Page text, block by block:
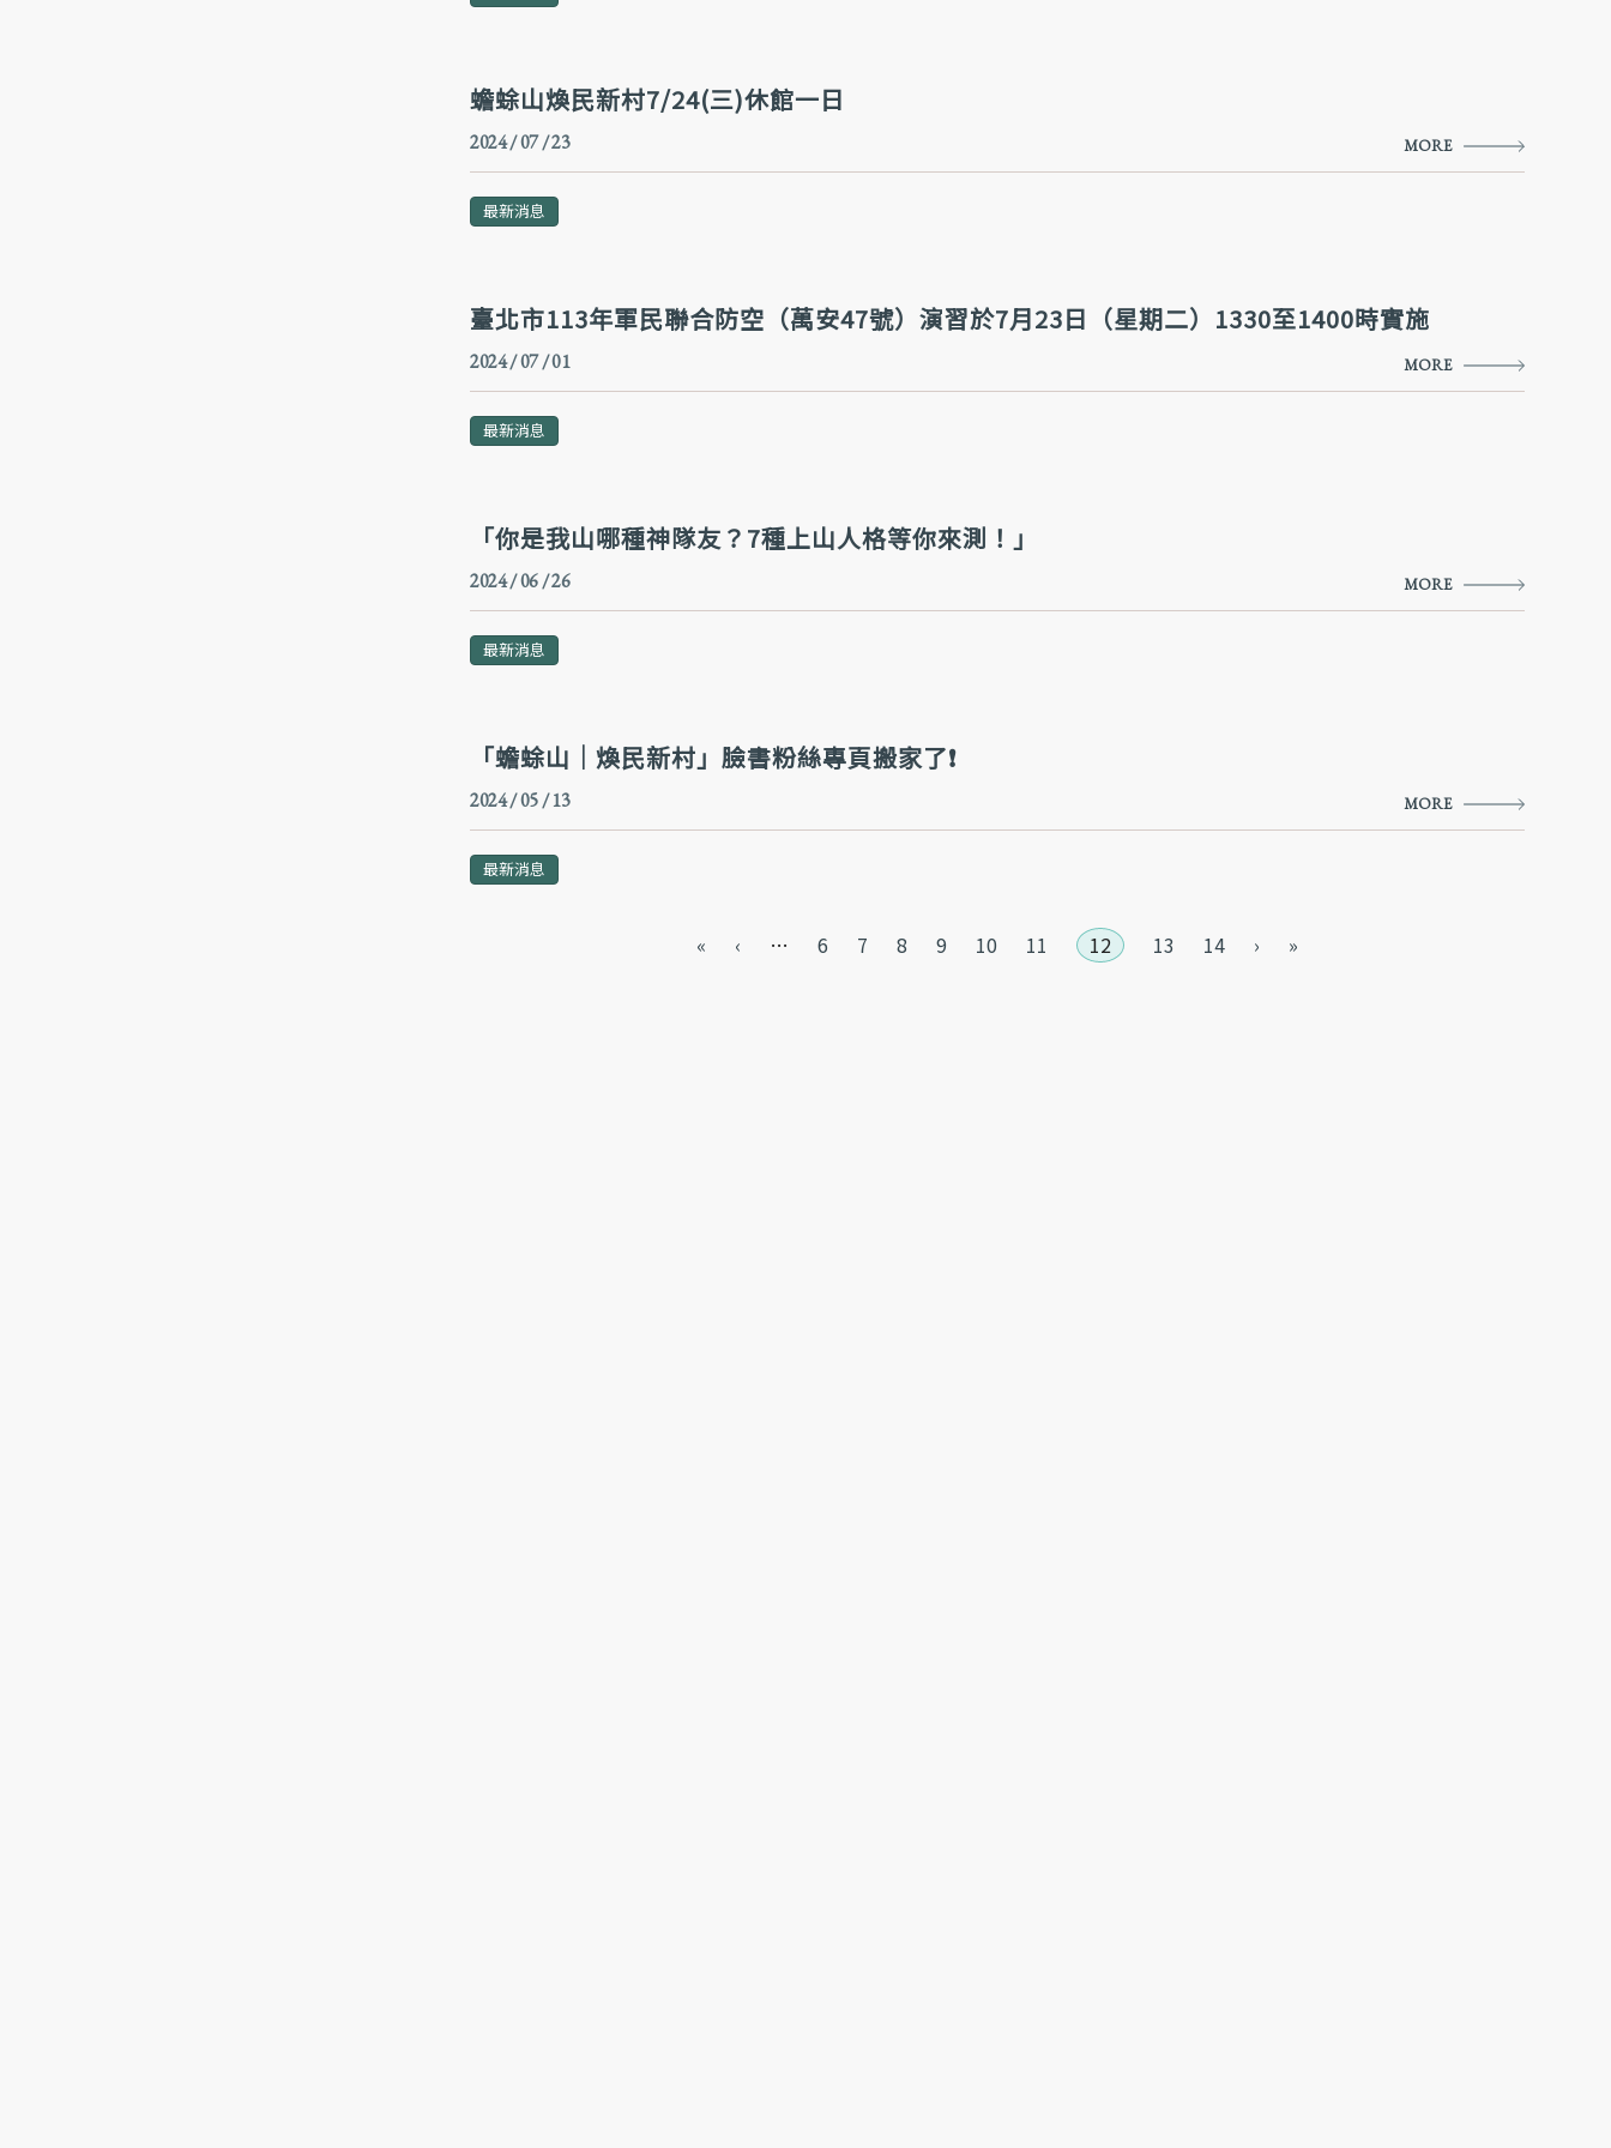
蟾蜍山煥民新村7/24(三)休館一日 ​
MORE
2024 / 07 / 23
最新消息
臺北市113年軍民聯合防空（萬安47號）演習於7月23日（星期二）1330至1400時實施
MORE
2024 / 07 / 01
最新消息
「你是我山哪種神隊友？7種上山人格等你來測！」
MORE
2024 / 06 / 26
最新消息
「蟾蜍山｜煥民新村」臉書粉絲專頁搬家了❗️
MORE
2024 / 05 / 13
最新消息
« ‹ … 6 7 8 9 10 11 12 13 14 › »